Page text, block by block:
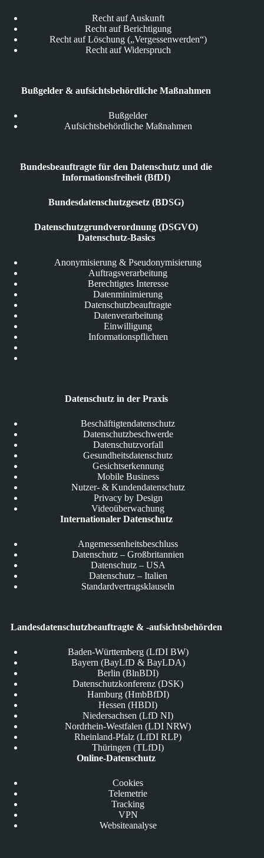
Recht auf Auskunft
Recht auf Berichtigung
Recht auf Löschung („Vergessenwerden“)
Recht auf Widerspruch
Bußgelder & aufsichtsbehördliche Maßnahmen
Bußgelder
Aufsichtsbehördliche Maßnahmen
Bundesbeauftragte für den Datenschutz und die
Informationsfreiheit (BfDI)
Bundesdatenschutzgesetz (BDSG)
Datenschutzgrundverordnung (DSGVO)
Datenschutz-Basics
Anonymisierung & Pseudonymisierung
Auftragsverarbeitung
Berechtigtes Interesse
Datenminimierung
Datenschutzbeauftragte
Datenverarbeitung
Einwilligung
Informationspflichten
Datenschutz in der Praxis
Beschäftigtendatenschutz
Datenschutzbeschwerde
Datenschutzvorfall
Gesundheitsdatenschutz
Gesichtserkennung
Mobile Business
Nutzer- & Kundendatenschutz
Privacy by Design
Videoüberwachung
Internationaler Datenschutz
Angemessenheitsbeschluss
Datenschutz – Großbritannien
Datenschutz – USA
Datenschutz – Italien
Standardvertragsklauseln
Landesdatenschutzbeauftragte & -aufsichtsbehörden
Baden-Württemberg (LfDI BW)
Bayern (BayLfD & BayLDA)
Berlin (BlnBDI)
Datenschutzkonferenz (DSK)
Hamburg (HmbBfDI)
Hessen (HBDI)
Niedersachsen (LfD NI)
Nordrhein-Westfalen (LDI NRW)
Rheinland-Pfalz (LfDI RLP)
Thüringen (TLfDI)
Online-Datenschutz
Cookies
Telemetrie
Tracking
VPN
Websiteanalyse